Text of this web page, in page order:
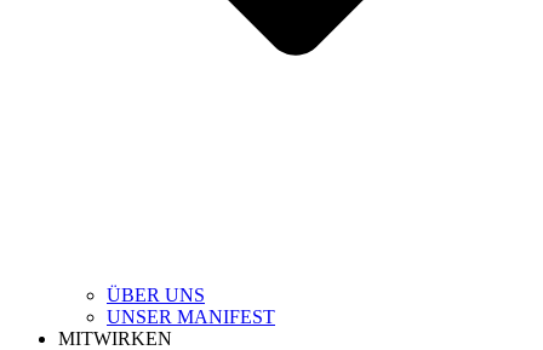
ÜBER UNS
UNSER MANIFEST
MITWIRKEN